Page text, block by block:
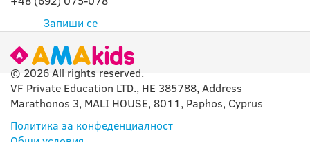
Запиши се
© 2026 All rights reserved.
VF Private Education LTD., HE 385788, Address
Marathonos 3, MALI HOUSE, 8011, Paphos, Cyprus
Политика за конфеденциалност